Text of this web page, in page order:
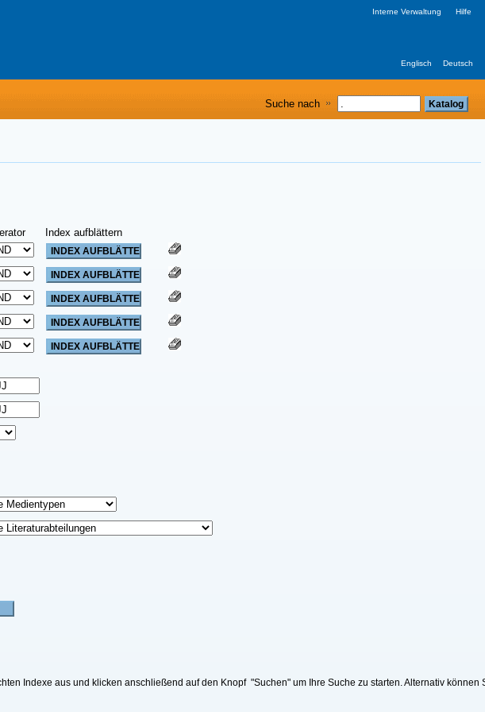
Interne Verwaltung Hilfe
Englisch Deutsch
Index aufblättern
Indexe aus und klicken anschließend auf den Knopf "Suchen" um Ihre Suche zu starten. Alternativ können
Suche nach